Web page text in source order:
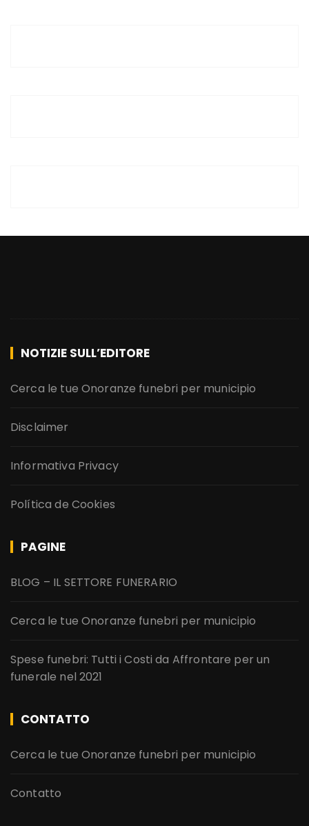
NOTIZIE SULL’EDITORE
Cerca le tue Onoranze funebri per municipio
Disclaimer
Informativa Privacy
Política de Cookies
PAGINE
BLOG – IL SETTORE FUNERARIO
Cerca le tue Onoranze funebri per municipio
Spese funebri: Tutti i Costi da Affrontare per un
funerale nel 2021
CONTATTO
Cerca le tue Onoranze funebri per municipio
Contatto